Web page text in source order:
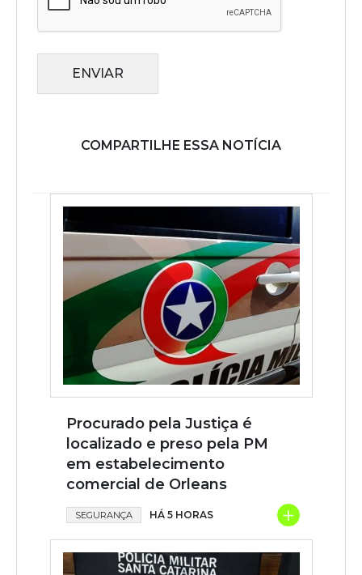
ENVIAR
COMPARTILHE ESSA NOTÍCIA
Procurado pela Justiça é
localizado e preso pela PM
em estabelecimento
comercial de Orleans
SEGURANÇA HÁ 5 HORAS +